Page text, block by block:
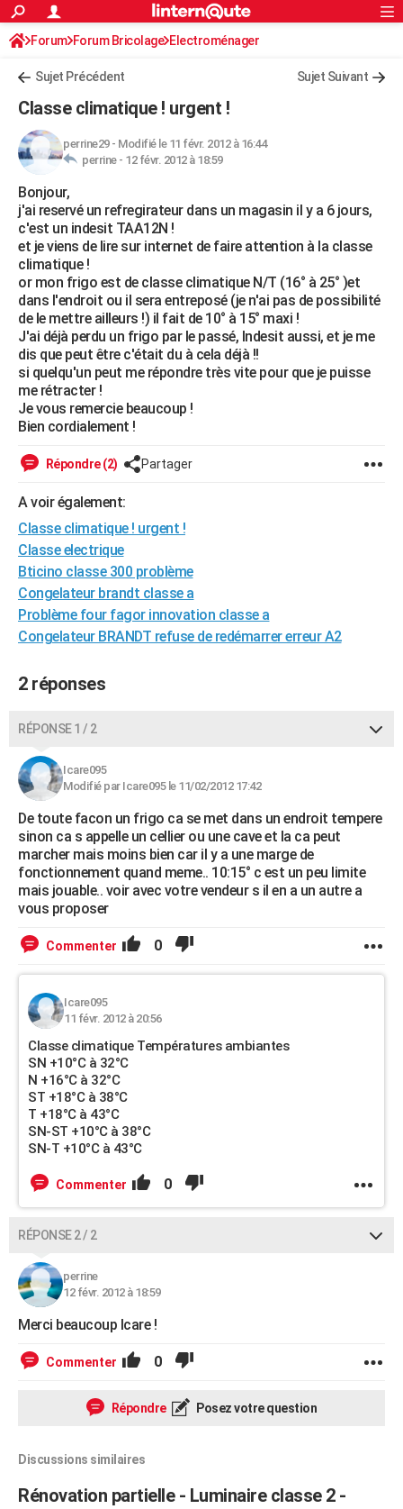
ACTUALITÉS
Politique
Société
Faits Divers
Education
Monde
Villes
+
FINANCE
Retraite
Impôts
Epargne
Immobilier
Risques naturels par ville
Banque
Assurance
Crédit
AUTO
Essais
Réserver un essai
Citadines
Berlines
SUV
Forum auto
+HIGH-TECH
Mobiles
Meilleur smartphone
Internet
Ordinateurs
Jeux vidéo
Guide high-tech
+BRICOLAGE
Forum
Aménagement intérieur
Extérieur
Cuisine
Salle de bains
Jardinage
Rangement
WEEK-END
Guides de France
Escapades
Patrimoine
Expositions
Musées
Week-end nature
LIFESTYLE
Art de vivre
Bien-être
Loisirs
ModeModes de vie
SANTE
Alimentation
Guide de la santé
Maladies
Médicaments
Sommeil
VOYAGE
Destinations
City break
Voyage nature
Voyage de noces
Forum
Climat
+PHOTO
GUIDES D'ACHAT
BONS PLANS
CARTE DE VOEUX
Carte de Noël
Carte Bonne année
Carte Saint-Valentin
Carte Pâques
Carte d'anniversaire
DICTIONNAIRE
Dictionnaire
Biographies
Citations
Expressions
Proverbes
PROGRAMME TV
COPAINS D'AVANT
S'inscrire
Se connecter
Lycées
Collèges
Primaires
Universités
Entreprises
Service militaire
Avis de recherche
AVIS DE DÉCÈS
S'inscrire
Connexion
Forum Forum Bricolage Electroménager
Sujet Précédent Sujet Suivant
Classe climatique ! urgent !
perrine29- Modifié le 11 févr. 2012 à 16:44
perrine - 12 févr. 2012 à 18:59
Bonjour,
j'ai reservé un refregirateur dans un magasin il y a 6 jours,
c'est un indesit TAA12N !
et je viens de lire sur internet de faire attention à la classe
climatique !
or mon frigo est de classe climatique N/T (16° à 25° )et
dans l'endroit ou il sera entreposé (je n'ai pas de possibilité
de le mettre ailleurs !) il fait de 10° à 15° maxi !
J'ai déjà perdu un frigo par le passé, Indesit aussi, et je me
dis que peut être c'était du à cela déjà !!
si quelqu'un peut me répondre très vite pour que je puisse
me rétracter !
Je vous remercie beaucoup !
Bien cordialement !
Répondre (2) Partager
A voir également:
Classe climatique ! urgent !
Classe electrique
Bticino classe 300 problème
Congelateur brandt classe a
Problème four fagor innovation classe a
Congelateur BRANDT refuse de redémarrer erreur A2
2 réponses
RÉPONSE 1 / 2
Icare095
Modifié par Icare095 le 11/02/2012 17:42
De toute facon un frigo ca se met dans un endroit tempere
sinon ca s appelle un cellier ou une cave et la ca peut
marcher mais moins bien car il y a une marge de
fonctionnement quand meme.. 10:15° c est un peu limite
mais jouable.. voir avec votre vendeur s il en a un autre a
vous proposer
Commenter 0
Icare095
11 févr. 2012 à 20:56
Classe climatique Températures ambiantes
SN +10°C à 32°C
N +16°C à 32°C
ST +18°C à 38°C
T +18°C à 43°C
SN-ST +10°C à 38°C
SN-T +10°C à 43°C
Commenter 0
RÉPONSE 2 / 2
perrine
12 févr. 2012 à 18:59
Merci beaucoup Icare !
Commenter 0
Répondre Posez votre question
Discussions similaires
Rénovation partielle - Luminaire classe 2 -